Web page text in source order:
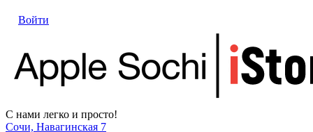
Войти
С нами легко и просто!
Сочи, Навагинская 7